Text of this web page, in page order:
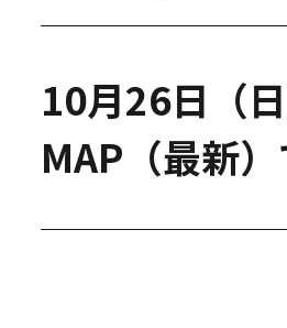
10月26日（
MAP（最新）